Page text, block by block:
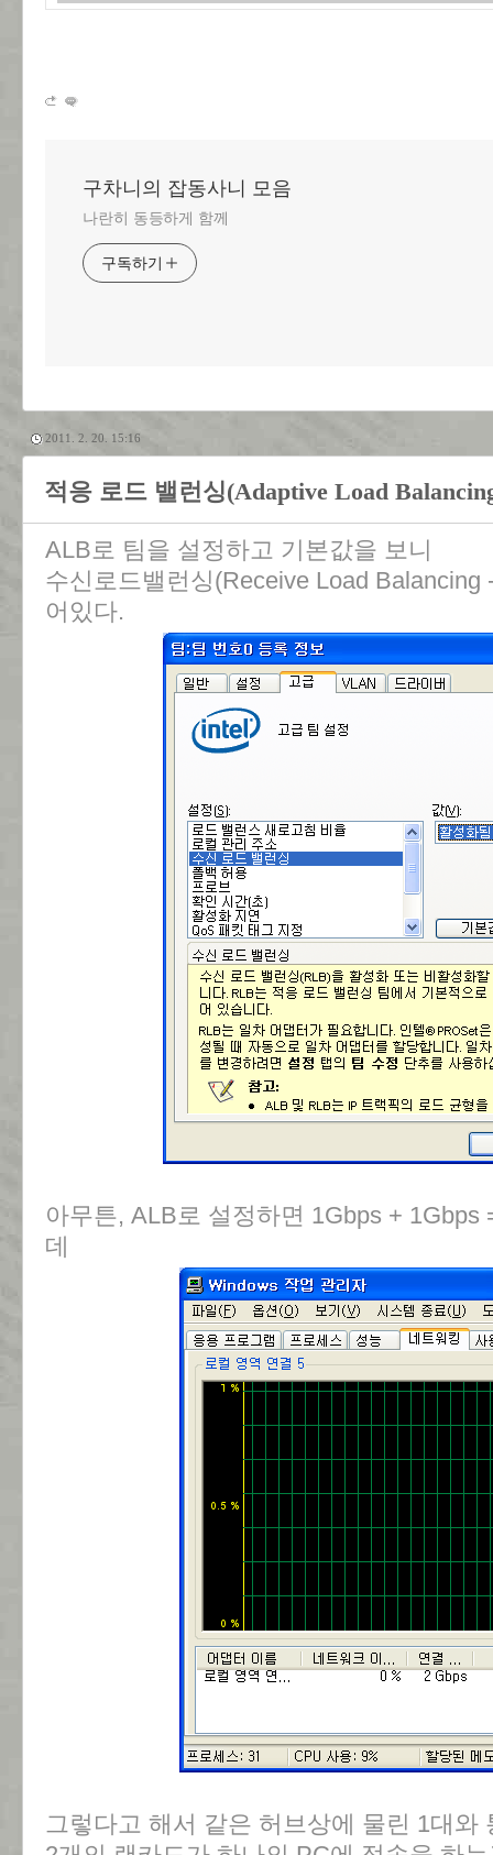
구차니의 잡동사니 모음
나란히 동등하게 함께
구독하기
2011. 2. 20. 15:16
적응 로드 밸런싱(Adaptive Load
ALB로 팀을 설정하고 기본값을 보니
수신로드밸런싱(Receive Load
어있다.
아무튼, ALB로 설정하면 1Gbps + 1Gbps
데
그렇다고 해서 같은 허브상에 물린 1대와